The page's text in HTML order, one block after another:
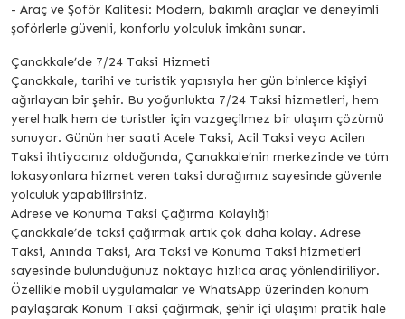
- Araç ve Şoför Kalitesi: Modern, bakımlı araçlar ve deneyimli
şoförlerle güvenli, konforlu yolculuk imkânı sunar.
Çanakkale’de 7/24 Taksi Hizmeti
Çanakkale, tarihi ve turistik yapısıyla her gün binlerce kişiyi
ağırlayan bir şehir. Bu yoğunlukta 7/24 Taksi hizmetleri, hem
yerel halk hem de turistler için vazgeçilmez bir ulaşım çözümü
sunuyor. Günün her saati Acele Taksi, Acil Taksi veya Acilen
Taksi ihtiyacınız olduğunda, Çanakkale’nin merkezinde ve tüm
lokasyonlara hizmet veren taksi durağımız sayesinde güvenle
yolculuk yapabilirsiniz.
Adrese ve Konuma Taksi Çağırma Kolaylığı
Çanakkale’de taksi çağırmak artık çok daha kolay. Adrese
Taksi, Anında Taksi, Ara Taksi ve Konuma Taksi hizmetleri
sayesinde bulunduğunuz noktaya hızlıca araç yönlendiriliyor.
Özellikle mobil uygulamalar ve WhatsApp üzerinden konum
paylaşarak Konum Taksi çağırmak, şehir içi ulaşımı pratik hale